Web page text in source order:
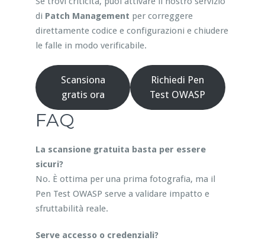
di Patch Management per correggere
direttamente codice e configurazioni e chiudere
le falle in modo verificabile.
Scansiona
gratis ora
Richiedi Pen
Test OWASP
FAQ
La scansione gratuita basta per essere
sicuri?
No. È ottima per una prima fotografia, ma il
Pen Test OWASP serve a validare impatto e
sfruttabilità reale.
Serve accesso o credenziali?